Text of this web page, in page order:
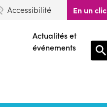
Accessibilité En un clic
Actualités et
événements